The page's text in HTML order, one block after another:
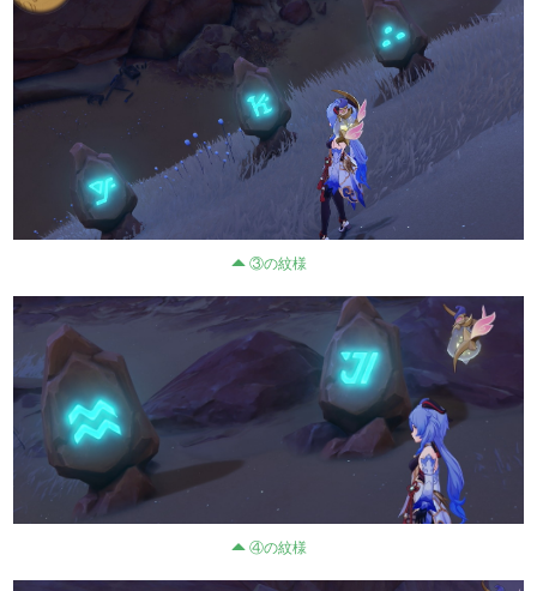
③の紋様
④の紋様